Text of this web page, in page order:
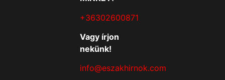
+36302600871
Vagy írjon
nekünk!
info@eszakhirnok.com